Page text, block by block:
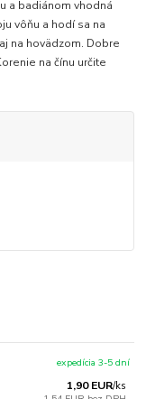
a badiánom vhodná
vôňu a hodí sa na
na hovädzom. Dobre
na čínu určite
1,90 EUR/ks
expedícia 3-5 dní